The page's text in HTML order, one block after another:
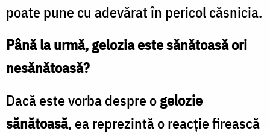
poate pune cu adevărat în pericol căsnicia.
Până la urmă, gelozia este sănătoasă ori
nesănătoasă?
Dacă este vorba despre ogelozie
sănătoasă, ea reprezintă o reacţie firească